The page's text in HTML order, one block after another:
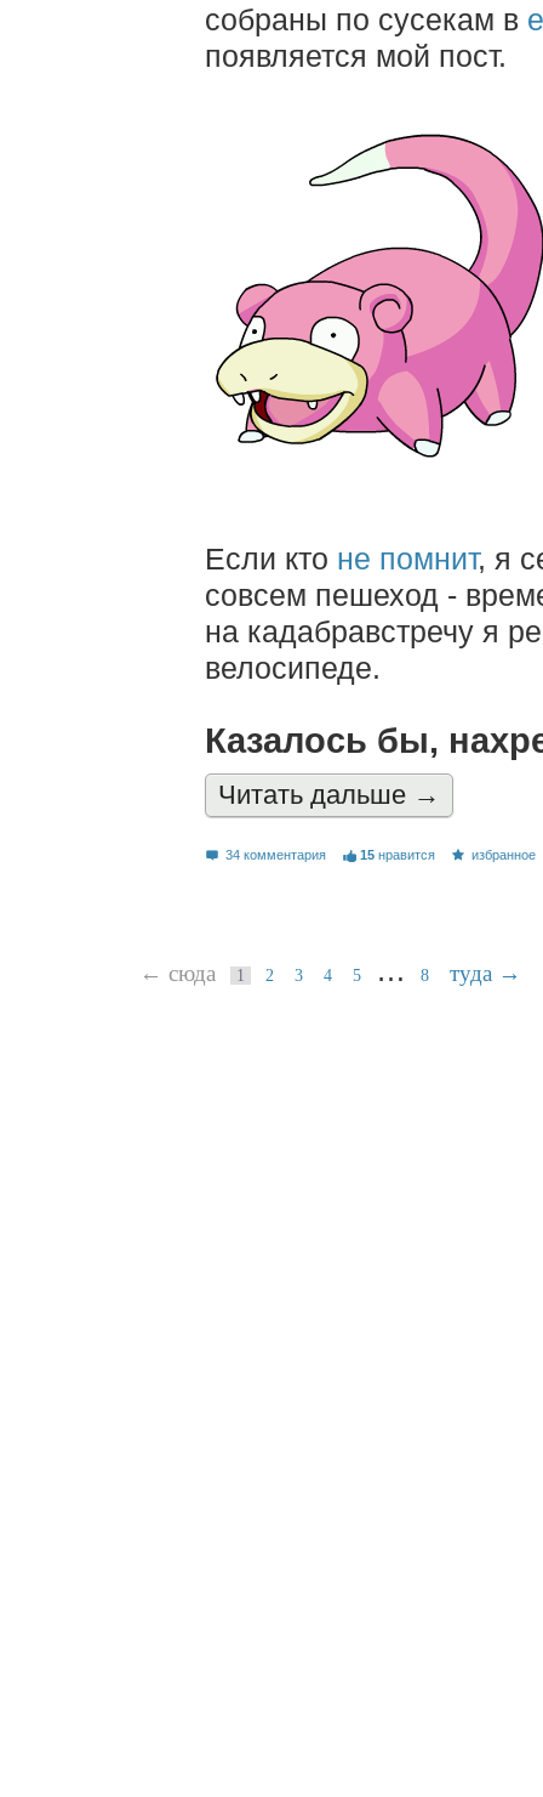
собраны по сусекам в
появляется мой пост.
Если кто не помнит, я
совсем пешеход -
на кадабравстречу я
велосипеде.
Казалось бы,
Читать дальшe →
34 комментария 15 нравится избранное
← сюда 1 2 3 4 5 … 8 туда →